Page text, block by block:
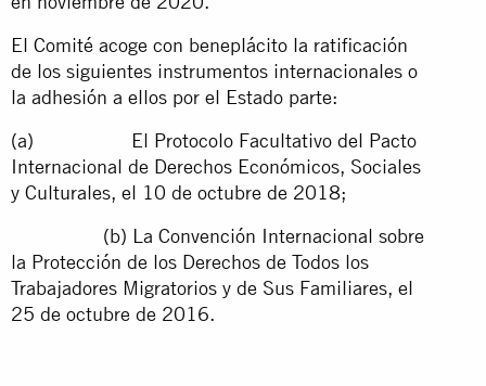
El Comité acoge con beneplácito la ratificación
de los siguientes instrumentos internacionales o
la adhesión a ellos por el Estado parte:
(a) El Protocolo Facultativo del Pacto
Internacional de Derechos Económicos, Sociales
y Culturales, el 10 de octubre de 2018;
(b) La Convención Internacional sobre
la Protección de los Derechos de Todos los
Trabajadores Migratorios y de Sus Familiares, el
25 de octubre de 2016.